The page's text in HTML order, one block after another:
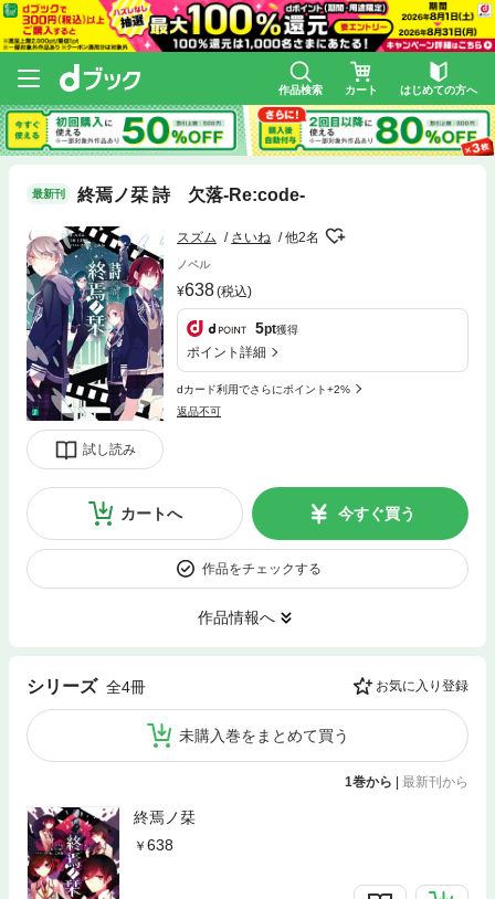
作品検索 カート はじめての方へ
最新刊 終焉ノ栞 詩 欠落-Re:code-
試し読み
スズム さいね 他2名
ノベル
638(税込)
5pt獲得
ポイント詳細
dカード利用でさらにポイント+2%
返品不可
カートへ 今すぐ買う
作品をチェックする
作品情報へ
シリーズ 全4冊 お気に入り登録
未購入巻をまとめて買う
1巻から | 最新刊から
終焉ノ栞
638